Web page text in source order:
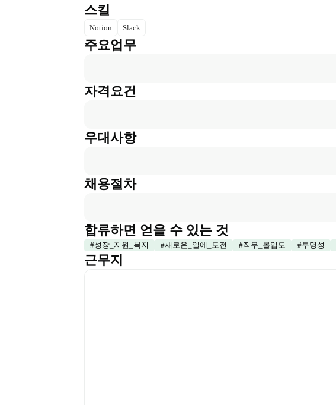
스킬
Notion Slack
주요업무
자격요건
우대사항
채용절차
합류하면 얻을 수 있는 것
#성장_지원_복지 #새로운_일에_도전 #직무_몰입도 #투명성
근무지